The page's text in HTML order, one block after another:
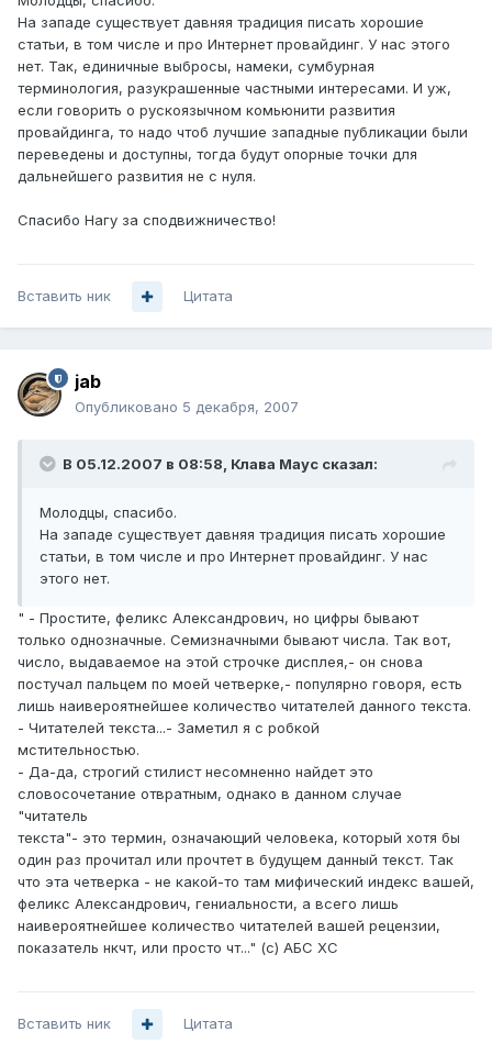
На западе существует давняя традиция писать хорошие
статьи, в том числе и про Интернет провайдинг. У нас этого
нет. Так, единичные выбросы, намеки, сумбурная
терминология, разукрашенные частными интересами. И уж,
если говорить о рускоязычном комьюнити развития
провайдинга, то надо чтоб лучшие западные публикации были
переведены и доступны, тогда будут опорные точки для
дальнейшего развития не с нуля.
Спасибо Нагу за сподвижничество!
Вставить ник Цитата
jab
Опубликовано 5 декабря, 2007
В 05.12.2007 в 08:58, Клава Маус сказал:
Молодцы, спасибо.
На западе существует давняя традиция писать хорошие
статьи, в том числе и про Интернет провайдинг. У нас
этого нет.
" - Простите, феликс Александрович, но цифры бывают
только однозначные. Семизначными бывают числа. Так вот,
число, выдаваемое на этой строчке дисплея,- он снова
постучал пальцем по моей четверке,- популярно говоря, есть
лишь наивероятнейшее количество читателей данного текста.
- Читателей текста...- Заметил я с робкой
мстительностью.
- Да-да, строгий стилист несомненно найдет это
словосочетание отвратным, однако в данном случае
"читатель
текста"- это термин, означающий человека, который хотя бы
один раз прочитал или прочтет в будущем данный текст. Так
что эта четверка - не какой-то там мифический индекс вашей,
феликс Александрович, гениальности, а всего лишь
наивероятнейшее количество читателей вашей рецензии,
показатель нкчт, или просто чт..." (с) АБС ХС
Вставить ник Цитата